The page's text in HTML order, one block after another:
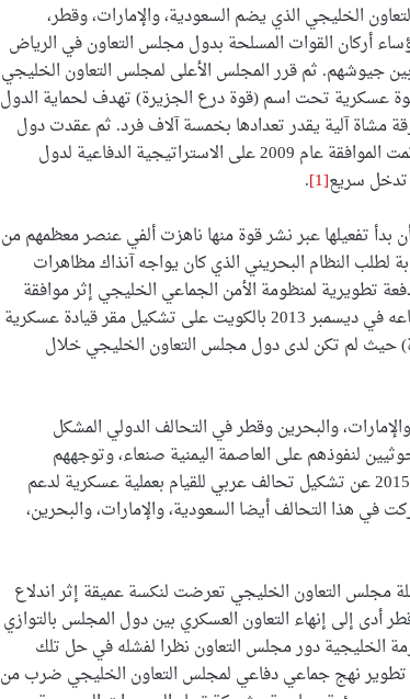
الخليجي الذي يضم السعودية، والإمارات، وقطر،
أركان القوات المسلحة بدول مجلس التعاون في الرياض
بين جيوشهم. ثم قرر المجلس الأعلى لمجلس التعاون الخليجي
المنعقدة في المنامة عام 1982 تأسيس قوة عسكرية تحت اسم (قوة درع الجزيرة) تهدف لحماية الدول
مشاة آلية يقدر تعدادها بخمسة آلاف فرد. ثم عقدت دول
المجلس اتفاقية الدفاع العسكري المشترك عام 2000، ثم تمت الموافقة عام 2009 على الاستراتيجية الدفاعية لدول
تدخل سريع[1]
.
تفعيلها عبر نشر قوة منها ناهزت ألفي عنصر معظمهم من
بالبحرين في مارس عام 2011 استجابة لطلب النظام البحريني الذي كان يواجه آنذاك مظاهرات
تطويرية لمنظومة الأمن الجماعي الخليجي إثر موافقة
المجلس الأعلى لدول مجلس التعاون الخليجي أثناء اجتماعه في ديسمبر 2013 بالكويت على تشكيل مقر قيادة عسكرية
حيث لم تكن لدى دول مجلس التعاون الخليجي خلال
مشاركة السعودية، والإمارات، والبحرين وقطر في التحالف الدولي المشكل
لنفوذهم على العاصمة اليمنية صنعاء، وتوجههم
للسيطرة على مدينة عدن، أعلنت السعودية في 26 مارس 2015 عن تشكيل تحالف عربي للقيام بعملية عسكرية لدعم
هذا التحالف أيضا السعودية، والإمارات، والبحرين،
مجلس التعاون الخليجي تعرضت لنكسة عميقة إثر اندلاع
المفروض على قطر أدى إلى إنهاء التعاون العسكري بين دول المجلس بالتوازي
الخليجية دور مجلس التعاون نظرا لفشله في حل تلك
تطوير نهج جماعي دفاعي لمجلس التعاون الخليجي ضرب من